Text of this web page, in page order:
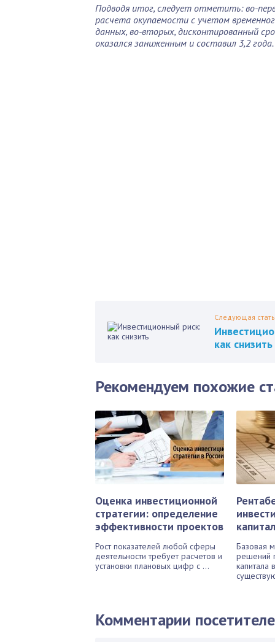
Подводя итог, следует отметить: во-
расчета окупаемости с учетом
данных, во-вторых, дисконтированный
оказался заниженным и составил 3,2 года.
Следующая
как снизить
Рекомендуем похожие
Оценка инвестиционной
стратегии: определение
эффективности проектов
Рост показателей любой сферы
деятельности требует расчетов и
установки плановых цифр с ...
Базовая
решений
капитала
Комментарии